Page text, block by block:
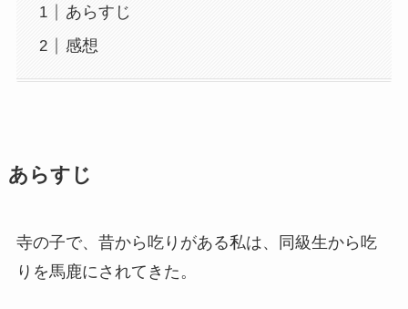
あらすじ
感想
あらすじ
寺の子で、昔から吃りがある私は、同級生から吃
りを馬鹿にされてきた。